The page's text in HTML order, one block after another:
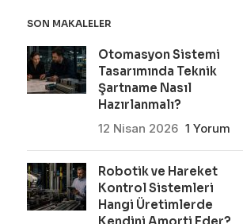
SON MAKALELER
Otomasyon Sistemi
Tasarımında Teknik
Şartname Nasıl
Hazırlanmalı?
12 Nisan 2026 1 Yorum
Robotik ve Hareket
Kontrol Sistemleri
Hangi Üretimlerde